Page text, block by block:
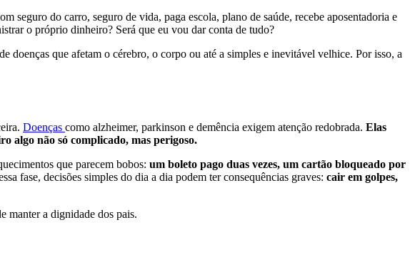
seguro do carro, seguro de vida, paga escola, plano de saúde, recebe aposentadoria e
o próprio dinheiro? Será que eu vou dar conta de tudo?
doenças que afetam o cérebro, o corpo ou até a simples e inevitável velhice. Por isso, a
Doenças como alzheimer, parkinson e demência exigem atenção redobrada. Elas
algo não só complicado, mas perigoso.
que parecem bobos: um boleto pago duas vezes, um cartão bloqueado por
fase, decisões simples do dia a dia podem ter consequências graves: cair em golpes,
manter a dignidade dos pais.